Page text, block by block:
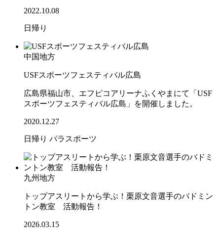
2022.10.08
日帰り
中国地方
USFスポーツフェスティバル広島
広島県福山市、エフピコアリーナふくやまにて「USF
スポーツフェスティバル広島」を開催しました。
2020.12.27
日帰り パラスポーツ
九州地方
トップアスリートから学ぶ！栗原文音選手のバドミン
トン教室 活動報告！
2026.03.15